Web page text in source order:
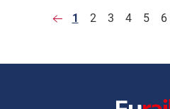
1 2 3 4 5 6